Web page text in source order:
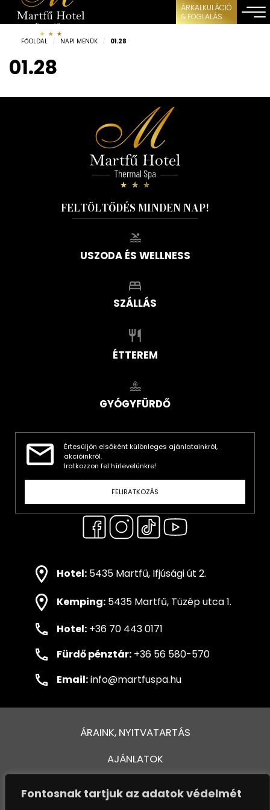
Fontosnak tartjuk az adatok védelmét
ÁRKALKULÁCIÓ
& FOGLALÁS
FŐOLDAL / NAPI MENÜK / 01.28
01.28
FELTÖLTŐDÉS MINDEN NAP!
USZODA ÉS WELLNESS
SZÁLLÁS
ÉTTEREM
GYÓGYFÜRDŐ
Értesüljön elsőként különleges ajánlatainkról,
akcióinkról.
Iratkozzon fel hírlevelünkre!
FELIRATKOZÁS
Hotel: 5435 Martfű, Ifjúsági út 2.
Kemping: 5435 Martfű, Tüzép utca 1.
Hotel: +36 70 443 0171
Fürdő pénztár: +36 56 580-570
Email:info@martfuspa.hu
ÁRAINK, NYITVATARTÁS
AJÁNLATOK